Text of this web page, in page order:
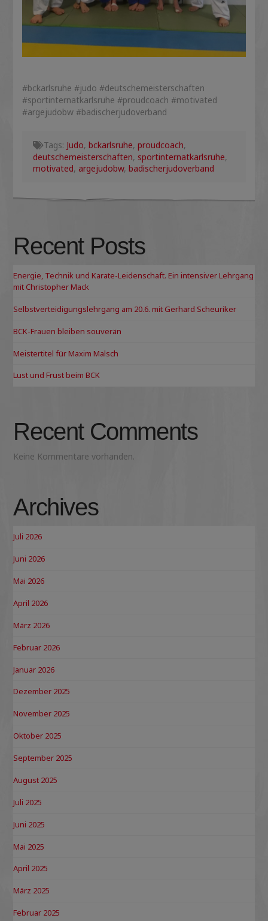
#bckarlsruhe #judo #deutschemeisterschaften
#sportinternatkarlsruhe #proudcoach #motivated
#argejudobw #badischerjudoverband
Tags: Judo, bckarlsruhe, proudcoach,
deutschemeisterschaften, sportinternatkarlsruhe,
motivated, argejudobw, badischerjudoverband
Recent Posts
Energie, Technik und Karate-Leidenschaft. Ein intensiver Lehrgang
mit Christopher Mack
Selbstverteidigungslehrgang am 20.6. mit Gerhard Scheuriker
BCK-Frauen bleiben souverän
Meistertitel für Maxim Malsch
Lust und Frust beim BCK
Recent Comments
Keine Kommentare vorhanden.
Archives
Juli 2026
Juni 2026
Mai 2026
April 2026
März 2026
Februar 2026
Januar 2026
Dezember 2025
November 2025
Oktober 2025
September 2025
August 2025
Juli 2025
Juni 2025
Mai 2025
April 2025
März 2025
Februar 2025